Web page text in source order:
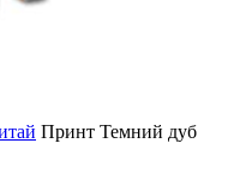
Принт Темний дуб